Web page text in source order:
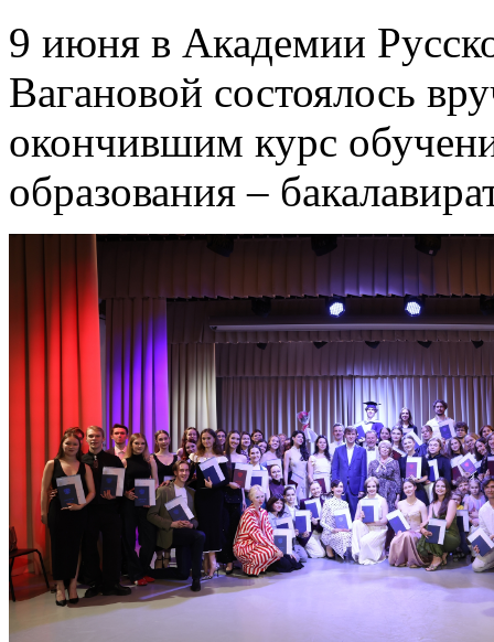
9 июня в Академии
Вагановой состоялось
окончившим курс
образования –